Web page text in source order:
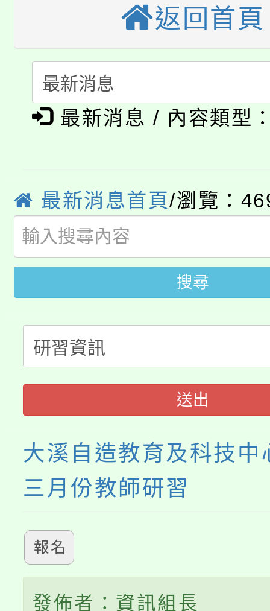
程，歡迎學生輔導中心
心理、諮商輔導、社會
系所師生報名參加。
縣市「校園短影音徵
門員」簡章及活動海報
踴躍報名參加。
桃園市115學年度學生
要點
展演活動實施計畫」
115年度「教育部表揚
義教育推展貢獻獎」
「2026 ART TAIPEI臺
「2026金融保險知識
生本土語及新住民語歌
公告本校115學年度第
代理(課)教師甄選結果(
公告本校115學年度第
代理(課)教師甄選結果(
轉知中國文化大學推廣
《TA101》溝通分析基
程，歡迎學生輔導中心
心理、諮商輔導、社會
系所師生報名參加。
轉知苗栗縣政府辦理
門員」簡章及活動海報
踴躍報名參加。
要點
「桃園市補助參觀特色
115年度「教育部表揚
義教育推展貢獻獎」
「2026 ART TAIPEI
博覽會」之「藝術教育
返回首頁
最新消息 / 內容類型
最新消息首頁/瀏覽：
搜尋
送出
大溪自造教育及科技
三月份教師研習
報名
發佈者：資訊組長